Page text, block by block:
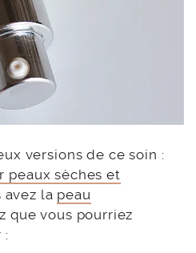
versions de ce soin :
peaux sèches et
avez la peau
que vous pourriez
: